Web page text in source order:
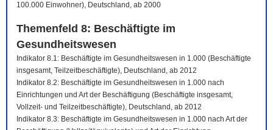
100.000 Einwohner), Deutschland, ab 2000
Themenfeld 8: Beschäftigte im
Gesundheitswesen
Indikator 8.1: Beschäftigte im Gesundheitswesen in 1.000 (Beschäftigte
insgesamt, Teilzeitbeschäftigte), Deutschland, ab 2012
Indikator 8.2: Beschäftigte im Gesundheitswesen in 1.000 nach
Einrichtungen und Art der Beschäftigung (Beschäftigte insgesamt,
Vollzeit- und Teilzeitbeschäftigte), Deutschland, ab 2012
Indikator 8.3: Beschäftigte im Gesundheitswesen in 1.000 nach Art der